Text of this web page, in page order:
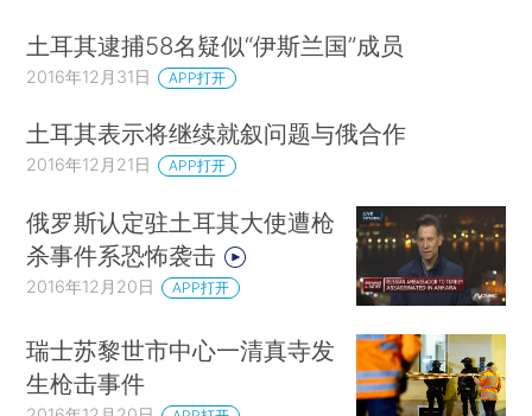
土耳其逮捕58名疑似“伊斯兰国”成员
2016年12月31日 APP打开
土耳其表示将继续就叙问题与俄合作
2016年12月21日 APP打开
俄罗斯认定驻土耳其大使遭枪
杀事件系恐怖袭击
2016年12月20日 APP打开
瑞士苏黎世市中心一清真寺发
生枪击事件